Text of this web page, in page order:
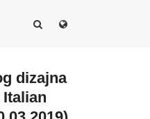
dizajna
Italian